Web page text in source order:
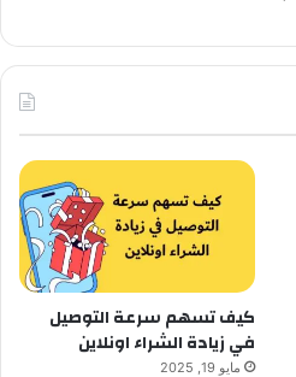
كيف تسهم سرعة التوصيل
في زيادة الشراء اونلاين
مايو 19, 2025